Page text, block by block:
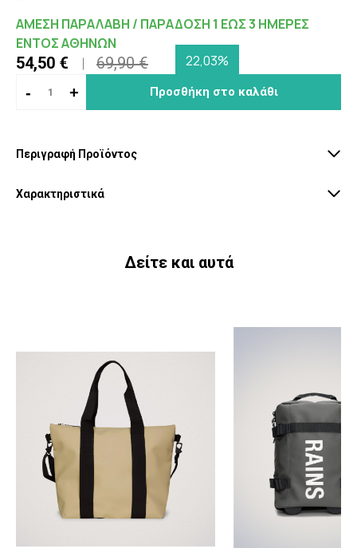
ΑΜΕΣΗ ΠΑΡΑΛΑΒΗ / ΠΑΡΑΔΟΣΗ 1 ΕΩΣ 3 ΗΜΕΡΕΣ
ΕΝΤΟΣ ΑΘΗΝΩΝ
54,50 € 69,90 €
22,03%
-
+ Προσθήκη στο καλάθι
Περιγραφή Προϊόντος
Χαρακτηριστικά
Δείτε και αυτά